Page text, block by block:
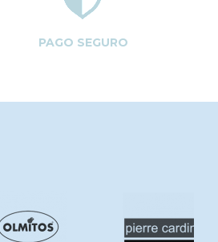
PAGO SEGURO